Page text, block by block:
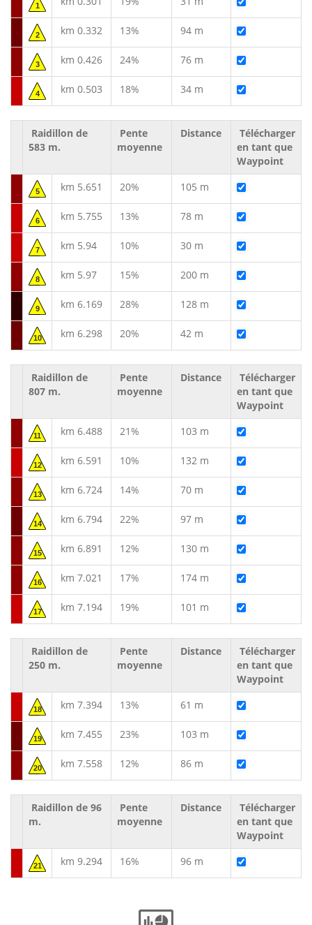
1
2 km 0.332 13% 94 m
3 km 0.426 24% 76 m
4 km 0.503 18% 34 m
Raidillon de
583 m.
Pente
moyenne
Distance
Télécharger
en tant que
Waypoint
5 km 5.651 20% 105 m
6 km 5.755 13% 78 m
7 km 5.94 10% 30 m
8 km 5.97 15% 200 m
9 km 6.169 28% 128 m
10 km 6.298 20% 42 m
Raidillon de
807 m.
Pente
moyenne
Distance
Télécharger
en tant que
Waypoint
11 km 6.488 21% 103 m
12 km 6.591 10% 132 m
13 km 6.724 14% 70 m
14 km 6.794 22% 97 m
15 km 6.891 12% 130 m
16 km 7.021 17% 174 m
17 km 7.194 19% 101 m
Raidillon de
250 m.
Pente
moyenne
Distance
Télécharger
en tant que
Waypoint
18 km 7.394 13% 61 m
19 km 7.455 23% 103 m
20 km 7.558 12% 86 m
Raidillon de 96
m.
Pente
moyenne
Distance
Télécharger
en tant que
Waypoint
21 km 9.294 16% 96 m